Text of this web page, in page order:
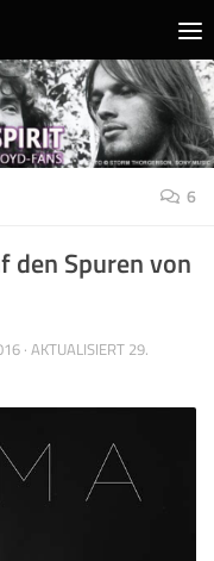
6
den Spuren von
· AKTUALISIERT 29.